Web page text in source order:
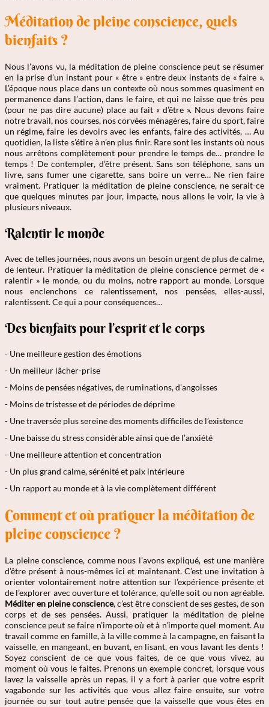
Méditation de pleine conscience, quels
bienfaits ?
Nous l’avons vu, la méditation de pleine conscience peut se résumer
en la prise d’un instant pour « être » entre deux instants de « faire ».
L’époque nous place dans un contexte où nous sommes quasiment en
permanence dans l’action, dans le faire, et qui ne laisse que très peu
(pour ne pas dire aucune) place au fait « d’être ». Nous devons faire
notre travail, nos courses, nos corvées ménagères, faire du sport, faire
un régime, faire les devoirs avec les enfants, faire des activités, … Au
quotidien, la liste s’étire à n’en plus finir. Rare sont les instants où nous
nous arrêtons complètement pour prendre le temps de… prendre le
temps ! De contempler, d’être présent. Sans son téléphone, sans un
livre, sans fumer une cigarette, sans boire un verre… Ne rien faire
vraiment. Pratiquer la méditation de pleine conscience, ne serait-ce
que quelques minutes par jour, impacte, nous allons le voir, la vie à
plusieurs niveaux.
Ralentir le monde
Avec de telles journées, nous avons un besoin urgent de plus de calme,
de lenteur. Pratiquer la méditation de pleine conscience permet de «
ralentir » le monde, ou du moins, notre rapport au monde. Lorsque
nous enclenchons ce ralentissement, nos pensées, elles-aussi,
ralentissent. Ce qui a pour conséquences…
Des bienfaits pour l’esprit et le corps
- Une meilleure gestion des émotions
- Un meilleur lâcher-prise
- Moins de pensées négatives, de ruminations, d’angoisses
- Moins de tristesse et de périodes de déprime
- Une traversée plus sereine des moments difficiles de l’existence
- Une baisse du stress considérable ainsi que de l’anxiété
- Une meilleure attention et concentration
- Un plus grand calme, sérénité et paix intérieure
- Un rapport au monde et à la vie complètement différent
Comment et où pratiquer la méditation de
pleine conscience ?
La pleine conscience, comme nous l’avons expliqué, est une manière
d’être présent à nous-mêmes ici et maintenant. C’est une invitation à
orienter volontairement notre attention sur l’expérience présente et
de l’explorer avec ouverture et tolérance, qu’elle soit ou non agréable.
Méditer en pleine conscience, c’est être conscient de ses gestes, de son
corps et de ses pensées. Aussi, pratiquer la méditation de pleine
conscience peut se faire n’importe où et à n’importe quel moment. Au
travail comme en famille, à la ville comme à la campagne, en faisant la
vaisselle, en mangeant, en buvant, en lisant, en vous lavant les dents !
Soyez conscient de ce que vous faites, de ce que vous vivez, au
moment où vous le faites. Prenons un exemple concret, lorsque vous
lavez la vaisselle après un repas, il y a fort à parier que votre esprit
vagabonde sur les activités que vous allez faire ensuite, sur votre
journée ou sur tout autre pensée que la vaisselle que vous êtes en